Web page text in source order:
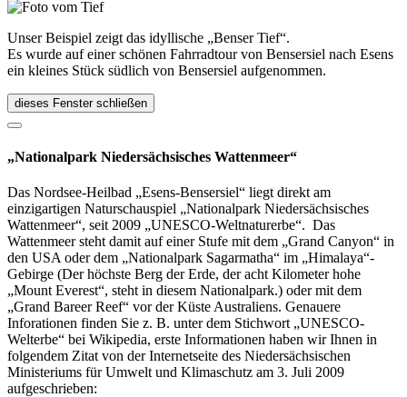
Unser Beispiel zeigt das idyllische „Benser Tief“.
Es wurde auf einer schönen Fahrradtour von Bensersiel nach Esens
ein kleines Stück südlich von Bensersiel aufgenommen.
dieses Fenster schließen
„Nationalpark Niedersächsisches Wattenmeer“
Das Nordsee-Heilbad „Esens-Bensersiel“ liegt direkt am
einzigartigen Naturschauspiel „Nationalpark Niedersächsisches
Wattenmeer“, seit 2009 „UNESCO-Weltnaturerbe“. Das
Wattenmeer steht damit auf einer Stufe mit dem „Grand Canyon“ in
den USA oder dem „Nationalpark Sagarmatha“ im „Himalaya“-
Gebirge (Der höchste Berg der Erde, der acht Kilometer hohe
„Mount Everest“, steht in diesem Nationalpark.) oder mit dem
„Grand Bareer Reef“ vor der Küste Australiens. Genauere
Inforationen finden Sie z. B. unter dem Stichwort „UNESCO-
Welterbe“ bei Wikipedia, erste Informationen haben wir Ihnen in
folgendem Zitat von der Internetseite des Niedersächsischen
Ministeriums für Umwelt und Klimaschutz am 3. Juli 2009
aufgeschrieben: